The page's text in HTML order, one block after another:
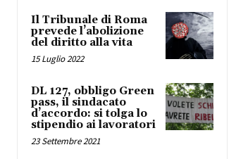
Il Tribunale di Roma
prevede l’abolizione
del diritto alla vita
15 Luglio 2022
DL 127, obbligo Green
pass, il sindacato
d’accordo: si tolga lo
stipendio ai lavoratori
23 Settembre 2021